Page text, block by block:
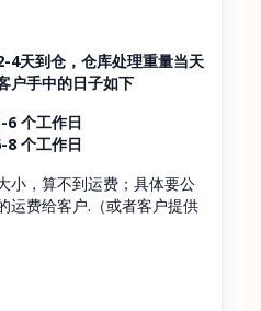
4天到仓，仓库处理重量当天
户手中的日子如下
6 个工作日
8 个工作日
小，算不到运费；具体要公
运费给客户.（或者客户提供